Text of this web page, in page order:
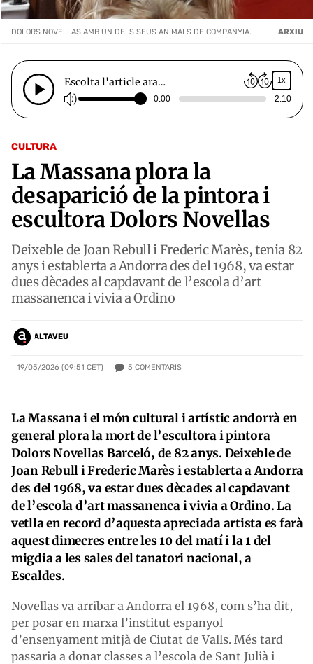
CULTURA
La Massana plora la
desaparició de la pintora i
escultora Dolors Novellas
Deixeble de Joan Rebull i Frederic Marès, tenia 82
anys i establerta a Andorra des del 1968, va estar
dues dècades al capdavant de l’escola d’art
massanenca i vivia a Ordino
ALTAVEU
19/05/2026 (09:51 CET) 5 COMENTARIS
DOLORS NOVELLAS AMB UN DELS SEUS ANIMALS DE COMPANYIA. ARXIU
Escolta l'article ara… 1x
0:00 2:10
La Massana i el món cultural i artístic andorrà en
general plora la mort de l’escultora i pintora
Dolors Novellas Barceló, de 82 anys. Deixeble de
Joan Rebull i Frederic Marès i establerta a Andorra
des del 1968, va estar dues dècades al capdavant
de l’escola d’art massanenca i vivia a Ordino. La
vetlla en record d’aquesta apreciada artista es farà
aquest dimecres entre les 10 del matí i la 1 del
migdia a les sales del tanatori nacional, a
Escaldes.
Novellas va arribar a Andorra el 1968, com s’ha dit,
per posar en marxa l’institut espanyol
d’ensenyament mitjà de Ciutat de Valls. Més tard
passaria a donar classes a l’escola de Sant Julià i